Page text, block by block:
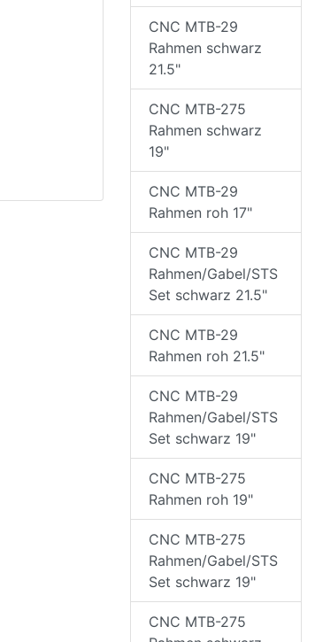
CNC MTB-29
Rahmen schwarz
21.5"
CNC MTB-275
Rahmen schwarz
19"
CNC MTB-29
Rahmen roh 17"
CNC MTB-29
Rahmen/Gabel/STS
Set schwarz 21.5"
CNC MTB-29
Rahmen roh 21.5"
CNC MTB-29
Rahmen/Gabel/STS
Set schwarz 19"
CNC MTB-275
Rahmen roh 19"
CNC MTB-275
Rahmen/Gabel/STS
Set schwarz 19"
CNC MTB-275